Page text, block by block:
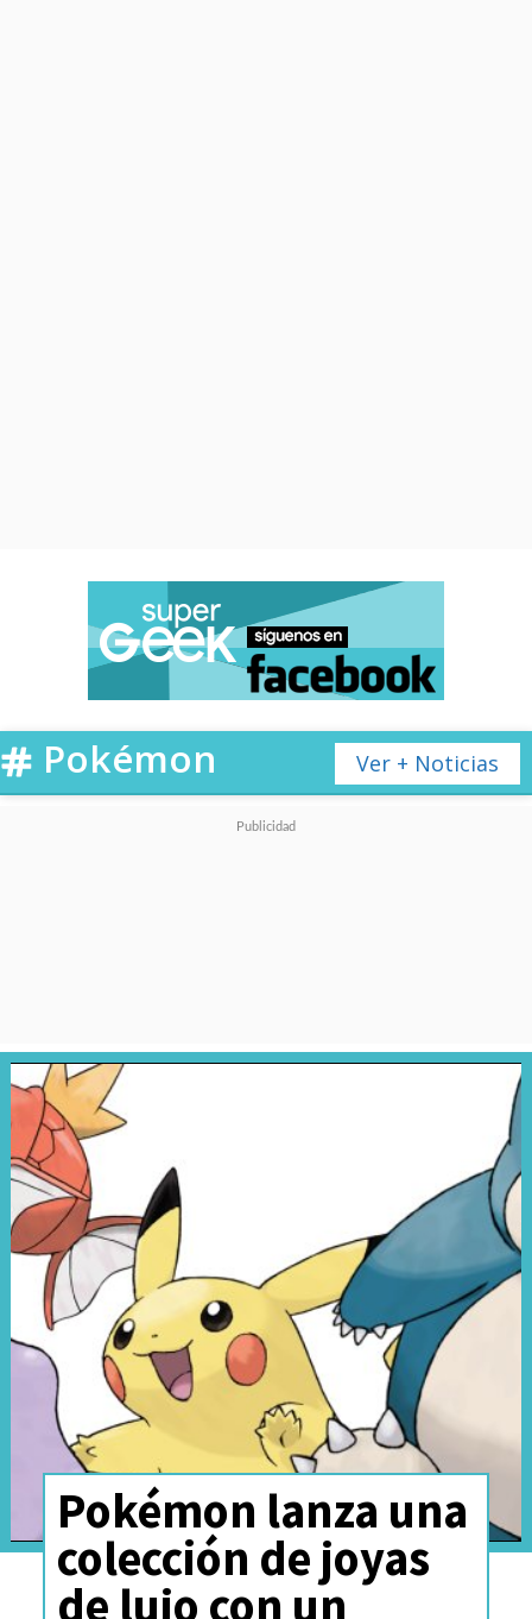
Ver + Noticias
Pokémon
Pokémon lanza una
colección de joyas
de lujo con un